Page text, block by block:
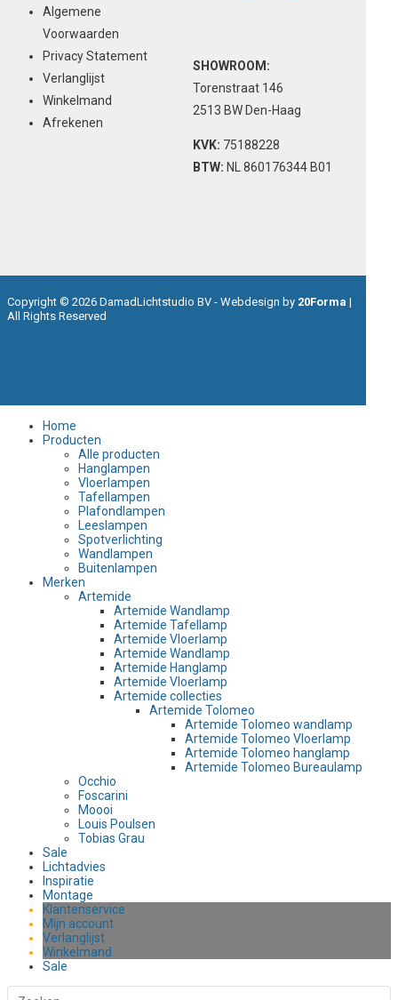
Algemene
Voorwaarden
Privacy Statement
Verlanglijst
Winkelmand
Afrekenen
SHOWROOM:
Torenstraat 146
2513 BW Den-Haag
KVK: 75188228
BTW: NL 860176344 B01
Copyright © 2026 DamadLichtstudio BV - Webdesign by 20Forma |
All Rights Reserved
Home
Producten
Alle producten
Hanglampen
Vloerlampen
Tafellampen
Plafondlampen
Leeslampen
Spotverlichting
Wandlampen
Buitenlampen
Merken
Artemide
Artemide Wandlamp
Artemide Tafellamp
Artemide Vloerlamp
Artemide Wandlamp
Artemide Hanglamp
Artemide Vloerlamp
Artemide collecties
Artemide Tolomeo
Artemide Tolomeo wandlamp
Artemide Tolomeo Vloerlamp
Artemide Tolomeo hanglamp
Artemide Tolomeo Bureaulamp
Occhio
Foscarini
Moooi
Louis Poulsen
Tobias Grau
Sale
Lichtadvies
Inspiratie
Montage
Klantenservice
Mijn account
Verlanglijst
Winkelmand
Sale